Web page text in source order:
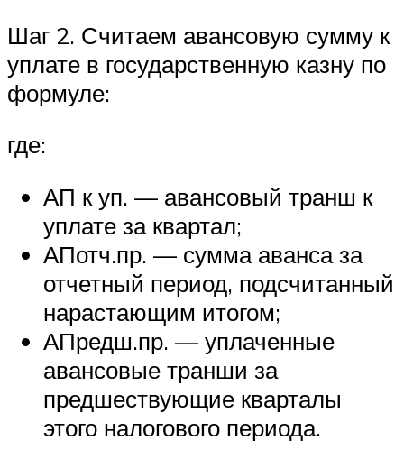
Шаг 2. Считаем авансовую сумму к
уплате в государственную казну по
формуле:
где:
АП к уп. — авансовый транш к
уплате за квартал;
АПотч.пр. — сумма аванса за
отчетный период, подсчитанный
нарастающим итогом;
АПредш.пр. — уплаченные
авансовые транши за
предшествующие кварталы
этого налогового периода.